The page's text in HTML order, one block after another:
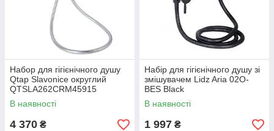
Набор для гігієнічного душу
Qtap Slavonice округлий
QTSLA262CRM45915
Chrome
В наявності
4 370 ₴
Набір для гігієнічного душу зі
змішувачем Lidz Aria 02O-
BES Black
В наявності
1 997 ₴